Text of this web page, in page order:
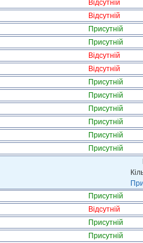
Відсутній
Відсутній
Присутній
Присутній
Відсутній
Відсутній
Присутній
Присутній
Присутній
Присутній
Присутній
Присутній
Присутній
Відсутній
Присутній
Присутній